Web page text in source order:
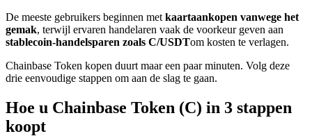
Informatie
Big data-analyse inclusief handelsinformatie, enz.
De meeste gebruikers beginnen met kaartaankopen vanwege het
gemak, terwijl ervaren handelaren vaak de voorkeur geven aan
stablecoin-handelsparen zoals C/USDTom kosten te verlagen.
Chainbase Token kopen duurt maar een paar minuten. Volg deze
drie eenvoudige stappen om aan de slag te gaan.
Hoe u Chainbase Token (C) in 3 stappen
koopt